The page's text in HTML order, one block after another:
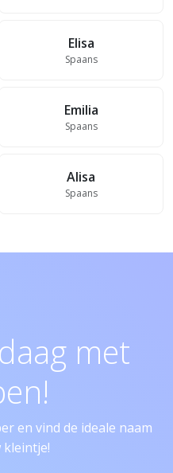
Elisa
Spaans
Emilia
Spaans
Alisa
Spaans
met
en vind de ideale naam